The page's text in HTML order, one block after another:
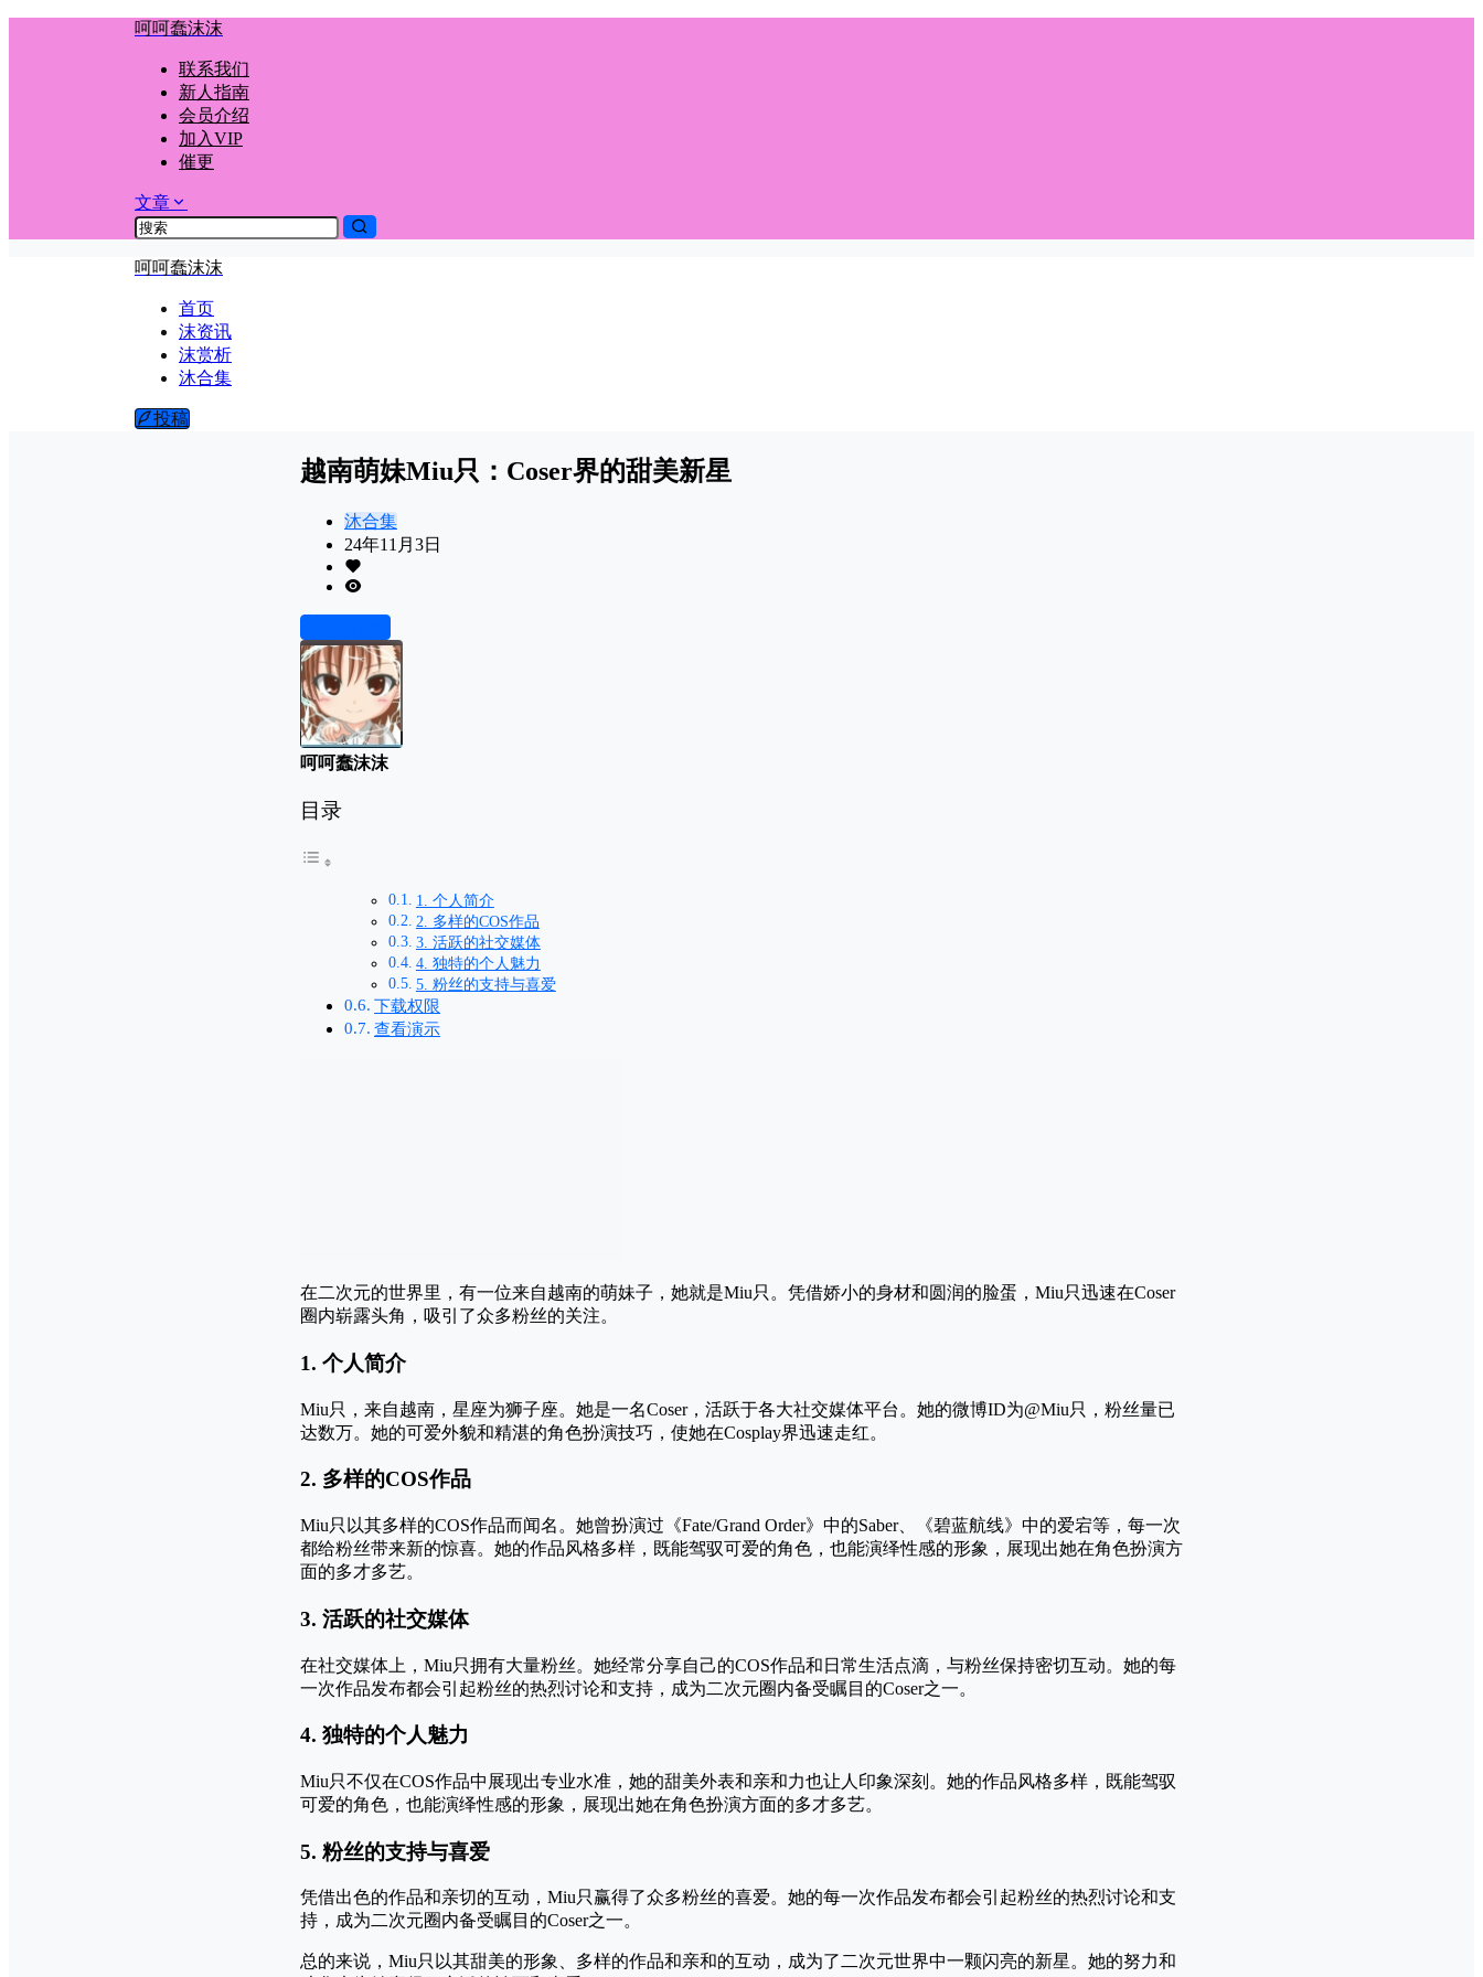
呵呵蠢沫沫
联系我们
新人指南
会员介绍
加入VIP
催更
文章
呵呵蠢沫沫
首页
沫资讯
沫赏析
沐合集
投稿
越南萌妹Miu只：Coser界的甜美新星
沐合集
24年11月3日
呵呵蠢沫沫
目录
1. 个人简介
2. 多样的COS作品
3. 活跃的社交媒体
4. 独特的个人魅力
5. 粉丝的支持与喜爱
下载权限
查看演示
在二次元的世界里，有一位来自越南的萌妹子，她就是Miu只。凭借娇小的身材和圆润的脸蛋，Miu只迅速在Coser
圈内崭露头角，吸引了众多粉丝的关注。
1. 个人简介
Miu只，来自越南，星座为狮子座。她是一名Coser，活跃于各大社交媒体平台。她的微博ID为@Miu只，粉丝量已
达数万。她的可爱外貌和精湛的角色扮演技巧，使她在Cosplay界迅速走红。
2. 多样的COS作品
Miu只以其多样的COS作品而闻名。她曾扮演过《Fate/Grand Order》中的Saber、《碧蓝航线》中的爱宕等，每一次
都给粉丝带来新的惊喜。她的作品风格多样，既能驾驭可爱的角色，也能演绎性感的形象，展现出她在角色扮演方
面的多才多艺。
3. 活跃的社交媒体
在社交媒体上，Miu只拥有大量粉丝。她经常分享自己的COS作品和日常生活点滴，与粉丝保持密切互动。她的每
一次作品发布都会引起粉丝的热烈讨论和支持，成为二次元圈内备受瞩目的Coser之一。
4. 独特的个人魅力
Miu只不仅在COS作品中展现出专业水准，她的甜美外表和亲和力也让人印象深刻。她的作品风格多样，既能驾驭
可爱的角色，也能演绎性感的形象，展现出她在角色扮演方面的多才多艺。
5. 粉丝的支持与喜爱
凭借出色的作品和亲切的互动，Miu只赢得了众多粉丝的喜爱。她的每一次作品发布都会引起粉丝的热烈讨论和支
持，成为二次元圈内备受瞩目的Coser之一。
总的来说，Miu只以其甜美的形象、多样的作品和亲和的互动，成为了二次元世界中一颗闪亮的新星。她的努力和